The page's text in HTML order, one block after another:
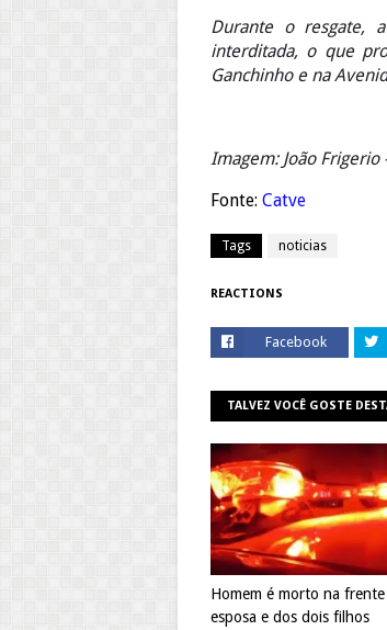
Durante o resgate, a
interditada, o que
Ganchinho e na
Imagem: João Frigerio
Fonte: Catve
Tags noticias
REACTIONS
Facebook
TALVEZ VOCÊ GOSTE
Homem é morto na frente
esposa e dos dois filhos